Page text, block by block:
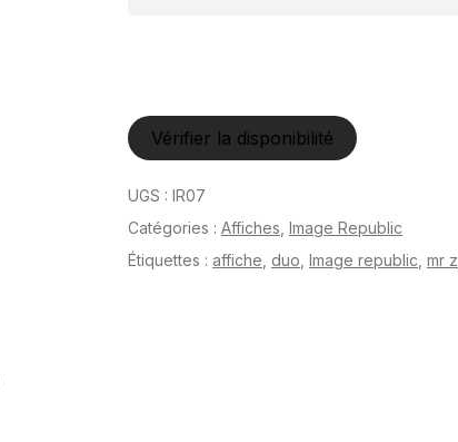
Vérifier la disponibilité
UGS : IR07
Catégories : Affiches Image Republic
Étiquettes : affiche duo Image republic mr z